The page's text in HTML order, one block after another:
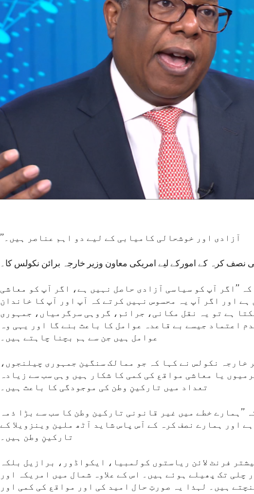
’’آزادی اور خوشحالی کامیابی کے لیے دو اہم عناصر ہیں۔
نصف کرہ کے امورکے لیے امریکی معاون وزیر خارجہ برائن نکولس کا۔
’’اگر آپ کو سیاسی آزادی حاصل نہیں ہے، اگر آپ کو معاشی
ہے اور اگر آپ یہ محسوس نہیں کرتے کہ آپ اور آپ کا خاندان
ہے تو یہ نقل مکانی، جرائم، گروہی سرگرمیاں، جمہوری
اعتماد جیسے بے قاعدہ عوامل کا باعث بنے گا اور یہی وہ
عوامل ہیں جن سے ہم بچنا چاہتے ہیں۔
خارجہ نکولس نے کہا کہ جو ممالک سنگین جمہوری چیلنجوں،
یا معاشی مواقع کی کمی کا شکار ہیں وہی سب سے زیادہ
تعداد میں تارکینِ وطن کی موجودگی کا باعث ہیں۔
’’ہمارے خطے میں غیر قانونی تارکین وطن کا سب سے بڑا ذمہ
ہے اور ہمارے نصف کرہ کے آس پاس شاید آٹھ ملین وینزویلا کے
تارکینِ وطن ہیں۔
فرنٹ لائن ریاستوں کولمبیا، ایکواڈور، برازیل بلکہ
چلی تک پھیلے ہوئے ہیں۔ اس کے علاوہ شمال میں امریکہ اور
ہیں۔ لہذا یہ صورتِ حال امید کی اور مواقع کی کمی اور